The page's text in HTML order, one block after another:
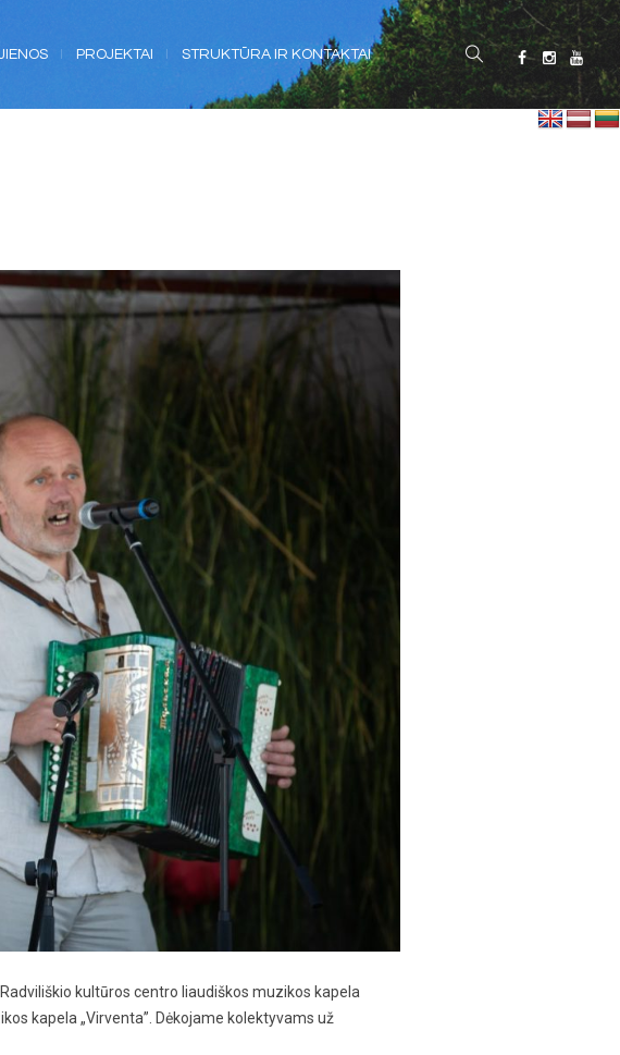
PROJEKTAI STRUKTŪRA IR KONTAKTAI
kultūros centro liaudiškos muzikos kapela
kapela „Virventa”. Dėkojame kolektyvams už